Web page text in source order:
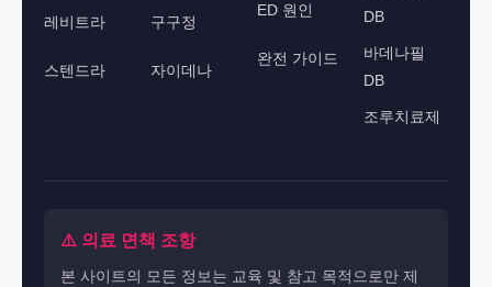
레비트라
스텐드라
구구정
자이데나
ED 원인
완전 가이드
DB
바데나필
DB
조루치료제
⚠️ 의료 면책 조항
본 사이트의 모든 정보는 교육 및 참고 목적으로만 제